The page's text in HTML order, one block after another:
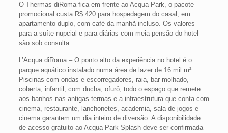
O Thermas diRoma fica em frente ao Acqua Park, o pacote
promocional custa R$ 420 para hospedagem do casal, em
apartamento duplo, com café da manhã incluso. Os valores
para a suíte nupcial e para diárias com meia pensão do hotel
são sob consulta.
L’Acqua diRoma – O ponto alto da experiência no hotel é o
parque aquático instalado numa área de lazer de 16 mil m².
Piscinas com ondas e escorregadores, raia, bar molhado,
coberta, infantil, com ducha, ofurô, todo o espaço que remete
aos banhos nas antigas termas e a infraestrutura que conta com
cinema, restaurante, lanchonetes, academia, sala de jogos e
cinema garantem um dia inteiro de diversão. A disponibilidade
de acesso gratuito ao Acqua Park Splash deve ser confirmada